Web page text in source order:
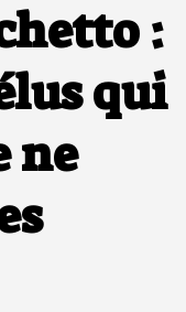
:
qui
ne